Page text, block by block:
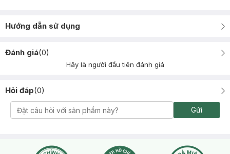
Hướng dẫn sử dụng
Đánh giá(0)
Hãy là người đầu tiên đánh giá
Hỏi đáp(0)
Gửi